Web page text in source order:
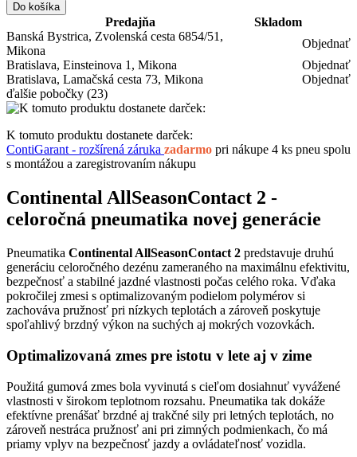
Do košíka
Predajňa
Skladom
Banská Bystrica, Zvolenská cesta 6854/51,
Mikona
Objednať
Bratislava, Einsteinova 1, Mikona
Objednať
Bratislava, Lamačská cesta 73, Mikona
Objednať
ďalšie pobočky (23)
K tomuto produktu dostanete darček:
ContiGarant - rozšírená záruka zadarmo pri nákupe 4 ks pneu spolu
s montážou a zaregistrovaním nákupu
Continental AllSeasonContact 2 -
celoročná pneumatika novej generácie
Pneumatika Continental AllSeasonContact 2 predstavuje druhú
generáciu celoročného dezénu zameraného na maximálnu efektivitu,
bezpečnosť a stabilné jazdné vlastnosti počas celého roka. Vďaka
pokročilej zmesi s optimalizovaným podielom polymérov si
zachováva pružnosť pri nízkych teplotách a zároveň poskytuje
spoľahlivý brzdný výkon na suchých aj mokrých vozovkách.
Optimalizovaná zmes pre istotu v lete aj v zime
Použitá gumová zmes bola vyvinutá s cieľom dosiahnuť vyvážené
vlastnosti v širokom teplotnom rozsahu. Pneumatika tak dokáže
efektívne prenášať brzdné aj trakčné sily pri letných teplotách, no
zároveň nestráca pružnosť ani pri zimných podmienkach, čo má
priamy vplyv na bezpečnosť jazdy a ovládateľnosť vozidla.